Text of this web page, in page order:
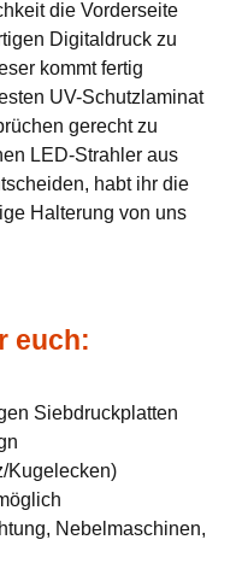
die Vorderseite
Digitaldruck zu
kommt fertig
UV-Schutzlaminat
gerecht zu
LED-Strahler aus
habt ihr die
Halterung von uns
euch:
Siebdruckplatten
Kugelecken)
Nebelmaschinen,